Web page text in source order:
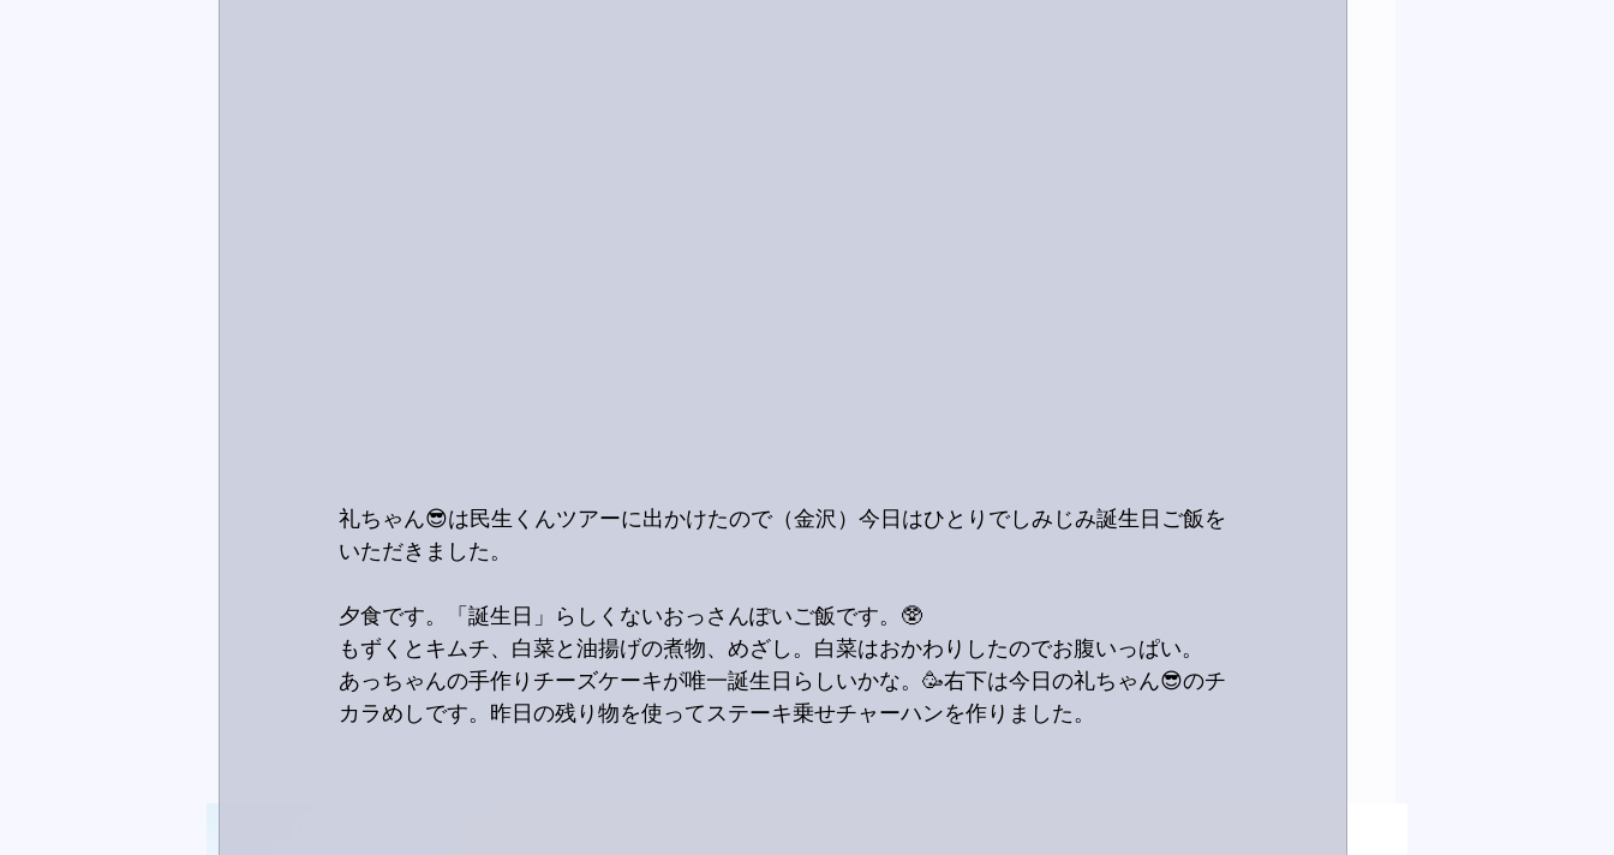
礼ちゃん😎は民生くんツアーに出かけたので（金沢）今日はひとりでしみじみ誕生日ご飯を
いただきました。
夕食です。「誕生日」らしくないおっさんぽいご飯です。🥸
もずくとキムチ、白菜と油揚げの煮物、めざし。白菜はおかわりしたのでお腹いっぱい。
あっちゃんの手作りチーズケーキが唯一誕生日らしいかな。🥳右下は今日の礼ちゃん😎のチ
カラめしです。昨日の残り物を使ってステーキ乗せチャーハンを作りました。